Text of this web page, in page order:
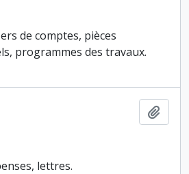
de comptes, pièces
programmes des travaux.
lettres.